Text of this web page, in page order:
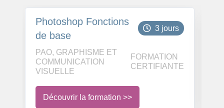
Photoshop Fonctions
de base
3 jours
PAO, GRAPHISME ET
COMMUNICATION
VISUELLE
FORMATION
CERTIFIANTE
Découvrir la formation >>